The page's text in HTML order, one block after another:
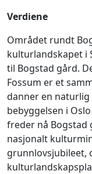
Verdiene
Området rundt
kulturlandskapet i
til Bogstad gård.
Fossum er et
danner en
bebyggelsen i
freder nå Bogstad
nasjonalt
grunnlovsjubileet,